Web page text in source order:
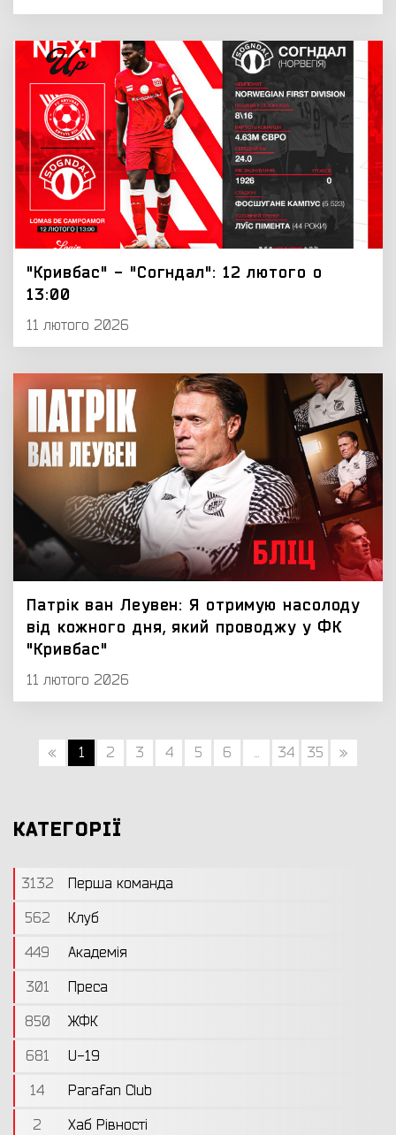
"Кривбас" - "Согндал": 12 лютого о
13:00
11 лютого 2026
Патрік ван Леувен: Я отримую насолоду
від кожного дня, який проводжу у ФК
"Кривбас"
11 лютого 2026
« 1 2 3 4 5 6 ... 34 35 »
КАТЕГОРІЇ
3132
Перша команда
562
Клуб
449
Академія
301
Преса
850
ЖФК
681
U-19
14
Parafan Club
2
Хаб Рівності